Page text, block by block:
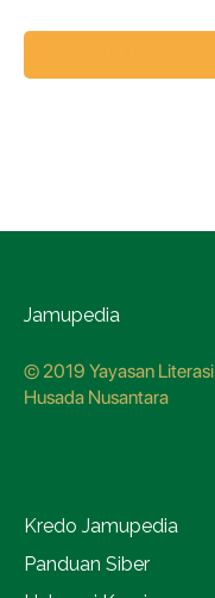
Jamupedia
© 2019 Yayasan Literasi
Husada Nusantara
Kredo Jamupedia
Panduan Siber